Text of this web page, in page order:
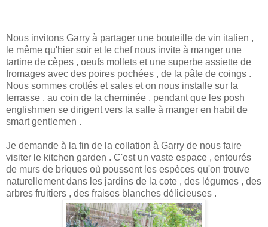
Nous invitons Garry à partager une bouteille de vin italien ,
le même qu'hier soir et le chef nous invite à manger une
tartine de cèpes , oeufs mollets et une superbe assiette de
fromages avec des poires pochées , de la pâte de coings .
Nous sommes crottés et sales et on nous installe sur la
terrasse , au coin de la cheminée , pendant que les posh
englishmen se dirigent vers la salle à manger en habit de
smart gentlemen .
Je demande à la fin de la collation à Garry de nous faire
visiter le kitchen garden . C'est un vaste espace , entourés
de murs de briques où poussent les espèces qu'on trouve
naturellement dans les jardins de la cote , des légumes , des
arbres fruitiers , des fraises blanches délicieuses .